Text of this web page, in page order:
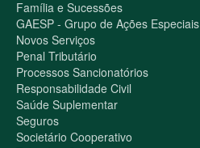
Família e Sucessões
GAESP - Grupo de Ações Especiais
Novos Serviços
Penal Tributário
Processos Sancionatórios
Responsabilidade Civil
Saúde Suplementar
Seguros
Societário Cooperativo